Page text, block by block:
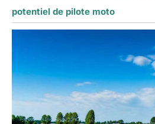
potentiel de pilote moto